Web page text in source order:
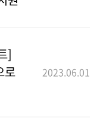
]
로
2023.06.01